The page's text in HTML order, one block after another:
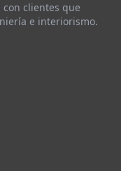
con clientes que
e interiorismo.